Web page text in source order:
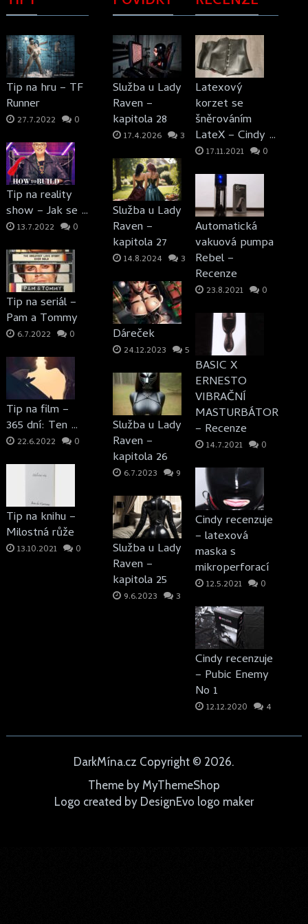
Tip na hru – TF
Runner
27.7.2022 0
Tip na reality
show – Jak se …
13.7.2022 0
Tip na seriál –
Pam a Tommy
6.7.2022 0
Tip na film –
365 dní: Ten …
22.6.2022 0
Tip na knihu –
Milostná růže
13.10.2021 0
Služba u Lady
Raven –
kapitola 28
17.4.2026 3
Služba u Lady
Raven –
kapitola 27
14.8.2024 3
Dáreček
24.12.2023 5
Služba u Lady
Raven –
kapitola 26
6.7.2023 9
Služba u Lady
Raven –
kapitola 25
9.6.2023 3
Latexový
korzet se
šněrováním
LateX – Cindy …
17.11.2021 0
Automatická
vakuová pumpa
Rebel –
Recenze
23.8.2021 0
BASIC X
ERNESTO
VIBRAČNÍ
MASTURBÁTOR
– Recenze
14.7.2021 0
Cindy recenzuje
– latexová
maska s
mikroperforací
12.5.2021 0
Cindy recenzuje
– Pubic Enemy
No 1
12.12.2020 4
DarkMína.cz Copyright © 2026.
Theme by MyThemeShop
Logo created by DesignEvo logo maker